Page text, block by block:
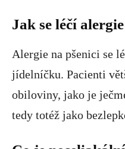
Jak se léčí
Alergie na pšenici se
jídelníčku. Pacienti
obiloviny, jako je
tedy totéž jako